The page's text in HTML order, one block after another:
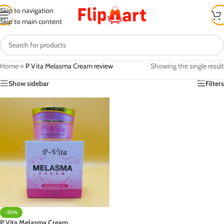
Skip to navigation
Skip to main content
Home » P Vita Melasma Cream review
Showing the single result
Show sidebar
Filters
-20%